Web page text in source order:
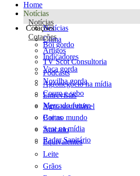
Home
Notícias
Notícias
Notícias
Clima
Artigos
TV Scot Consultoria
Podcasts
Agronegócio na mídia
Entrevistas
Agro sustentável
Cartas
Scot na mídia
Radar Sanitário
Cotações
Cotações
Boi gordo
Indicadores
Vaca gorda
Novilha gorda
Couro e sebo
Mercado futuro
Boi no mundo
Atacado
Equivalentes
Leite
Grãos